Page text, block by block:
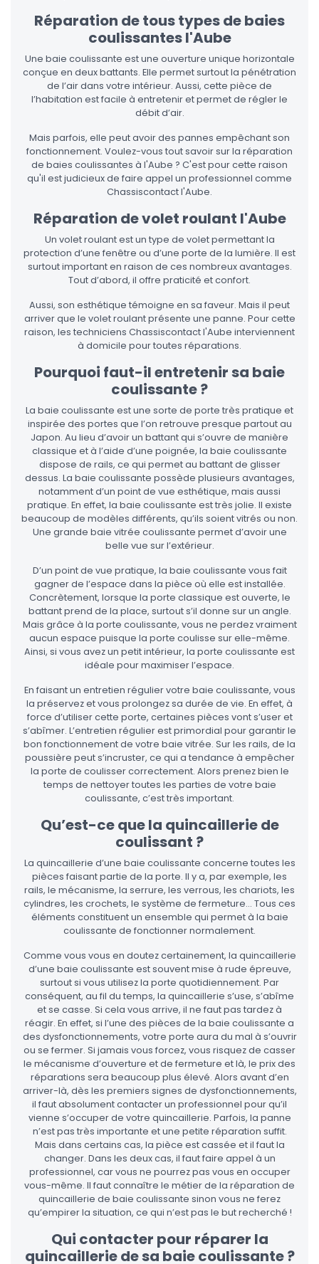
Réparation de tous types de baies
coulissantes l'Aube
Une baie coulissante est une ouverture unique horizontale
conçue en deux battants. Elle permet surtout la pénétration
de l’air dans votre intérieur. Aussi, cette pièce de
l’habitation est facile à entretenir et permet de régler le
débit d’air.
Mais parfois, elle peut avoir des pannes empêchant son
fonctionnement. Voulez-vous tout savoir sur la réparation
de baies coulissantes à l'Aube ? C'est pour cette raison
qu'il est judicieux de faire appel un professionnel comme
Chassiscontact l'Aube.
Réparation de volet roulant l'Aube
Un volet roulant est un type de volet permettant la
protection d’une fenêtre ou d’une porte de la lumière. Il est
surtout important en raison de ces nombreux avantages.
Tout d’abord, il offre praticité et confort.
Aussi, son esthétique témoigne en sa faveur. Mais il peut
arriver que le volet roulant présente une panne. Pour cette
raison, les techniciens Chassiscontact l'Aube interviennent
à domicile pour toutes réparations.
Pourquoi faut-il entretenir sa baie
coulissante ?
La baie coulissante est une sorte de porte très pratique et
inspirée des portes que l’on retrouve presque partout au
Japon. Au lieu d’avoir un battant qui s’ouvre de manière
classique et à l’aide d’une poignée, la baie coulissante
dispose de rails, ce qui permet au battant de glisser
dessus. La baie coulissante possède plusieurs avantages,
notamment d’un point de vue esthétique, mais aussi
pratique. En effet, la baie coulissante est très jolie. Il existe
beaucoup de modèles différents, qu’ils soient vitrés ou non.
Une grande baie vitrée coulissante permet d’avoir une
belle vue sur l’extérieur.
D’un point de vue pratique, la baie coulissante vous fait
gagner de l’espace dans la pièce où elle est installée.
Concrètement, lorsque la porte classique est ouverte, le
battant prend de la place, surtout s’il donne sur un angle.
Mais grâce à la porte coulissante, vous ne perdez vraiment
aucun espace puisque la porte coulisse sur elle-même.
Ainsi, si vous avez un petit intérieur, la porte coulissante est
idéale pour maximiser l’espace.
En faisant un entretien régulier votre baie coulissante, vous
la préservez et vous prolongez sa durée de vie. En effet, à
force d’utiliser cette porte, certaines pièces vont s’user et
s’abîmer. L’entretien régulier est primordial pour garantir le
bon fonctionnement de votre baie vitrée. Sur les rails, de la
poussière peut s’incruster, ce qui a tendance à empêcher
la porte de coulisser correctement. Alors prenez bien le
temps de nettoyer toutes les parties de votre baie
coulissante, c’est très important.
Qu’est-ce que la quincaillerie de
coulissant ?
La quincaillerie d’une baie coulissante concerne toutes les
pièces faisant partie de la porte. Il y a, par exemple, les
rails, le mécanisme, la serrure, les verrous, les chariots, les
cylindres, les crochets, le système de fermeture… Tous ces
éléments constituent un ensemble qui permet à la baie
coulissante de fonctionner normalement.
Comme vous vous en doutez certainement, la quincaillerie
d’une baie coulissante est souvent mise à rude épreuve,
surtout si vous utilisez la porte quotidiennement. Par
conséquent, au fil du temps, la quincaillerie s’use, s’abîme
et se casse. Si cela vous arrive, il ne faut pas tardez à
réagir. En effet, si l’une des pièces de la baie coulissante a
des dysfonctionnements, votre porte aura du mal à s’ouvrir
ou se fermer. Si jamais vous forcez, vous risquez de casser
le mécanisme d’ouverture et de fermeture et là, le prix des
réparations sera beaucoup plus élevé. Alors avant d’en
arriver-là, dès les premiers signes de dysfonctionnements,
il faut absolument contacter un professionnel pour qu’il
vienne s’occuper de votre quincaillerie. Parfois, la panne
n’est pas très importante et une petite réparation suffit.
Mais dans certains cas, la pièce est cassée et il faut la
changer. Dans les deux cas, il faut faire appel à un
professionnel, car vous ne pourrez pas vous en occuper
vous-même. Il faut connaître le métier de la réparation de
quincaillerie de baie coulissante sinon vous ne ferez
qu’empirer la situation, ce qui n’est pas le but recherché !
Qui contacter pour réparer la
quincaillerie de sa baie coulissante ?